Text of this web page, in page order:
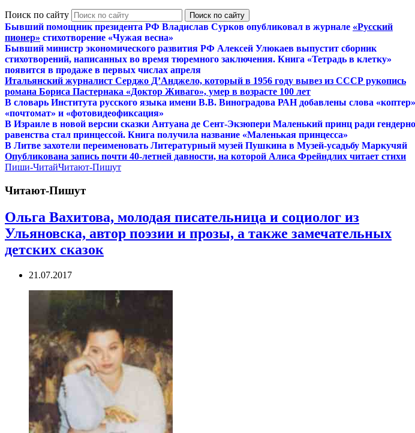
Поиск по сайту
Бывший помощник президента РФ Владислав Сурков опубликовал в журнале «Русский
пионер» стихотворение «Чужая весна»
Бывший министр экономического развития РФ Алексей Улюкаев выпустит сборник
стихотворений, написанных во время тюремного заключения. Книга «Тетрадь в клетку»
появится в продаже в первых числах апреля
Итальянский журналист Серджо Д’Анджело, который в 1956 году вывез из СССР рукопись
романа Бориса Пастернака «Доктор Живаго», умер в возрасте 100 лет
В словарь Института русского языка имени В.В. Виноградова РАН добавлены слова
«почтомат» и «фотовидеофиксация»
В Израиле в новой версии сказки Антуана де Сент-Экзюпери Маленький принц ради
равенства стал принцессой. Книга получила название «Маленькая принцесса»
В Литве захотели переименовать Литературный музей Пушкина в Музей-усадьбу Маркучяй
Опубликована запись почти 40-летней давности, на которой Алиса Фрейндлих читает стихи
Пиши-ЧитайЧитают-Пишут
Читают-Пишут
Ольга Вахитова, молодая писательница и социолог из
Ульяновска, автор поэзии и прозы, а также замечательных
детских сказок
21.07.2017